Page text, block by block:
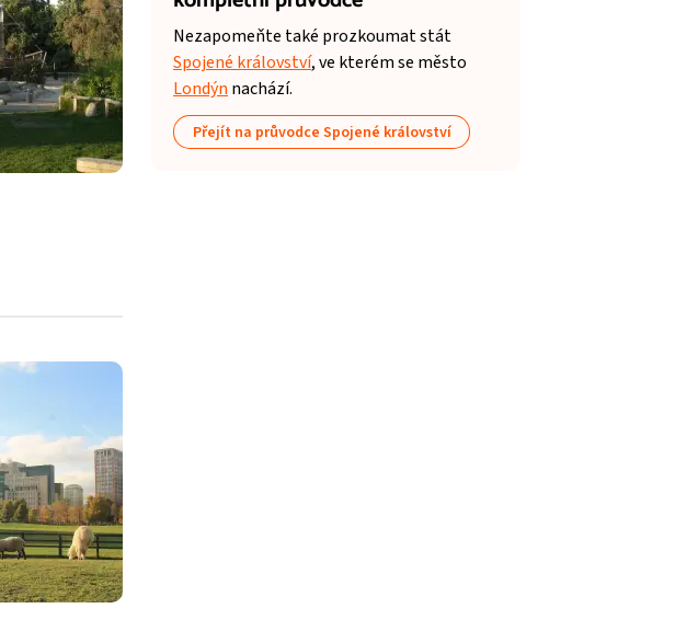
Nezapomeňte také prozkoumat stát
Spojené království, ve kterém se město
Londýn nachází.
Přejít na průvodce Spojené království